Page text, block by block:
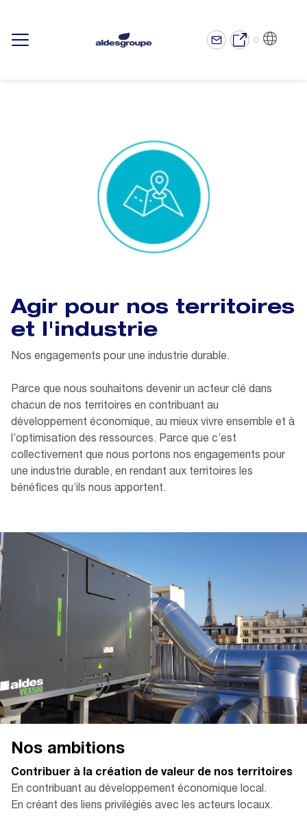
Display/hide main menu
Agir pour nos territoires
et l'industrie
Nos engagements pour une industrie durable.
Parce que nous souhaitons devenir un acteur clé dans
chacun de nos territoires en contribuant au
développement économique, au mieux vivre ensemble et à
l’optimisation des ressources.​ Parce que c’est
collectivement que nous portons nos engagements pour
une industrie durable, en rendant aux territoires les
bénéfices qu’ils nous apportent.
Nos ambitions
Contribuer à la création de valeur de nos territoires
En contribuant au développement économique local.
En créant des liens privilégiés avec les acteurs locaux.​